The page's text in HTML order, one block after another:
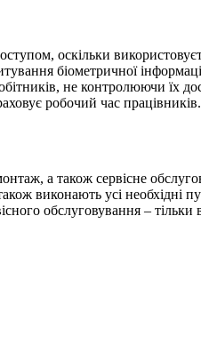
оскільки
біометричної
не контролюючи їх
робочий час працівників.
а також сервісне
виконають усі необхідні
обслуговування –